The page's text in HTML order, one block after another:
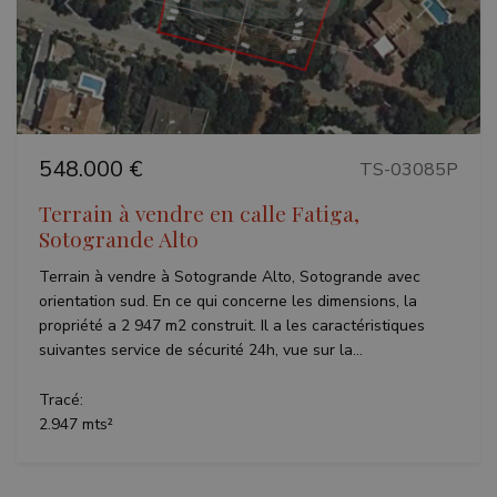
Précédent Suivant
548.000 € TS-03085P
Terrain à vendre en calle Fatiga,
Sotogrande Alto
Terrain à vendre à Sotogrande Alto, Sotogrande avec
orientation sud. En ce qui concerne les dimensions, la
propriété a 2 947 m2 construit. Il a les caractéristiques
suivantes service de sécurité 24h, vue sur la...
Tracé:
2.947 mts²
VISITOR_PRIVACY_METADATA
YouTube
.youtube.com
inmobapl
Politique de confidentialité de